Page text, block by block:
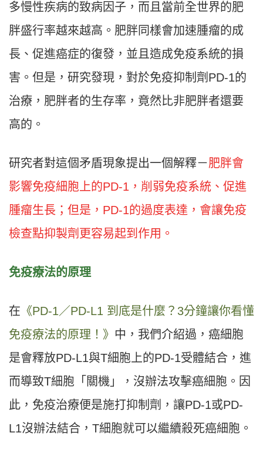
多慢性疾病的致病因子，而且當前全世界的肥
胖盛行率越來越高。肥胖同樣會加速腫瘤的成
長、促進癌症的復發，並且造成免疫系統的損
害。但是，研究發現，對於免疫抑制劑PD-1的
治療，肥胖者的生存率，竟然比非肥胖者還要
高的。
研究者對這個矛盾現象提出一個解釋－肥胖會
影響免疫細胞上的PD-1，削弱免疫系統、促進
腫瘤生長；但是，PD-1的過度表達，會讓免疫
檢查點抑製劑更容易起到作用。
免疫療法的原理
在 《PD-1／PD-L1 到底是什麼？3分鐘讓你看懂
免疫療法的原理！》 中，我們介紹過，癌細胞
是會釋放PD-L1與T細胞上的PD-1受體結合，進
而導致T細胞「關機」，沒辦法攻擊癌細胞。因
此，免疫治療便是施打抑制劑，讓PD-1或PD-
L1沒辦法結合，T細胞就可以繼續殺死癌細胞。